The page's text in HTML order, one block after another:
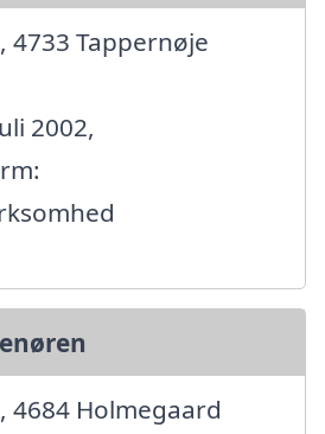
4733 Tappernøje
2002,
4684 Holmegaard